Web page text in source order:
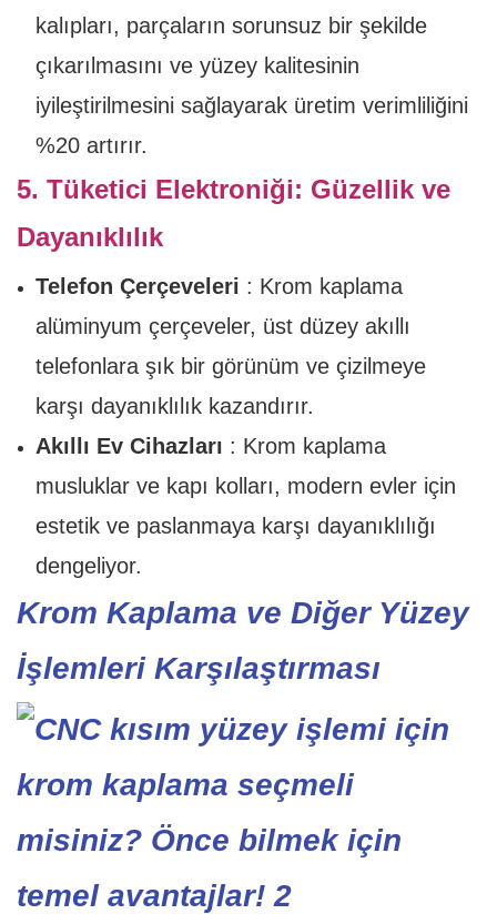
kalıpları, parçaların sorunsuz bir şekilde
çıkarılmasını ve yüzey kalitesinin
iyileştirilmesini sağlayarak üretim verimliliğini
%20 artırır.
5. Tüketici Elektroniği: Güzellik ve
Dayanıklılık
Telefon Çerçeveleri : Krom kaplama
alüminyum çerçeveler, üst düzey akıllı
telefonlara şık bir görünüm ve çizilmeye
karşı dayanıklılık kazandırır.
Akıllı Ev Cihazları : Krom kaplama
musluklar ve kapı kolları, modern evler için
estetik ve paslanmaya karşı dayanıklılığı
dengeliyor.
Krom Kaplama ve Diğer Yüzey
İşlemleri Karşılaştırması